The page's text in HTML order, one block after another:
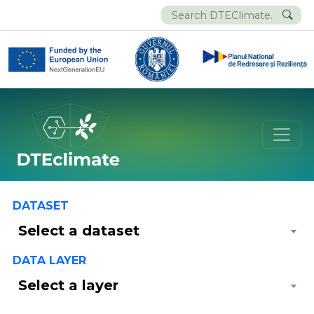
DATASET
Select a dataset
DATA LAYER
Select a layer